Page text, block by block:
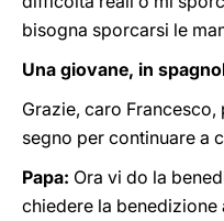
bisogna sporcarsi le
Una giovane, in
Grazie, caro
segno per continuare a
Papa: Ora vi do la
chiedere la benedizione